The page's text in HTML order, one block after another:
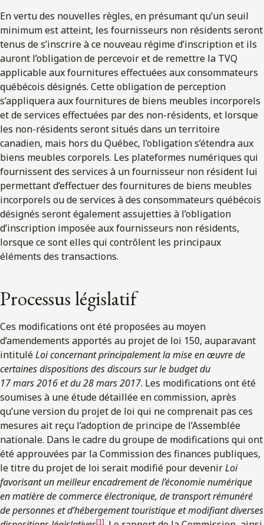
En vertu des nouvelles règles, en présumant qu’un seuil
minimum est atteint, les fournisseurs non résidents seront
tenus de s’inscrire à ce nouveau régime d’inscription et ils
auront l’obligation de percevoir et de remettre la TVQ
applicable aux fournitures effectuées aux consommateurs
québécois désignés. Cette obligation de perception
s’appliquera aux fournitures de biens meubles incorporels
et de services effectuées par des non-résidents, et lorsque
les non-résidents seront situés dans un territoire
canadien, mais hors du Québec, l’obligation s’étendra aux
biens meubles corporels. Les plateformes numériques qui
fournissent des services à un fournisseur non résident lui
permettant d’effectuer des fournitures de biens meubles
incorporels ou de services à des consommateurs québécois
désignés seront également assujetties à l’obligation
d’inscription imposée aux fournisseurs non résidents,
lorsque ce sont elles qui contrôlent les principaux
éléments des transactions.
Processus législatif
Ces modifications ont été proposées au moyen
d’amendements apportés au projet de loi 150, auparavant
intituléLoi concernant principalement la mise en œuvre de
certaines dispositions des discours sur le budget du
17 mars 2016 et du 28 mars 2017. Les modifications ont été
soumises à une étude détaillée en commission, après
qu’une version du projet de loi qui ne comprenait pas ces
mesures ait reçu l’adoption de principe de l’Assemblée
nationale. Dans le cadre du groupe de modifications qui ont
été approuvées par la Commission des finances publiques,
le titre du projet de loi serait modifié pour devenirLoi
favorisant un meilleur encadrement de l’économie numérique
en matière de commerce électronique, de transport rémunéré
de personnes et d’hébergement touristique et modifiant diverses
[1]